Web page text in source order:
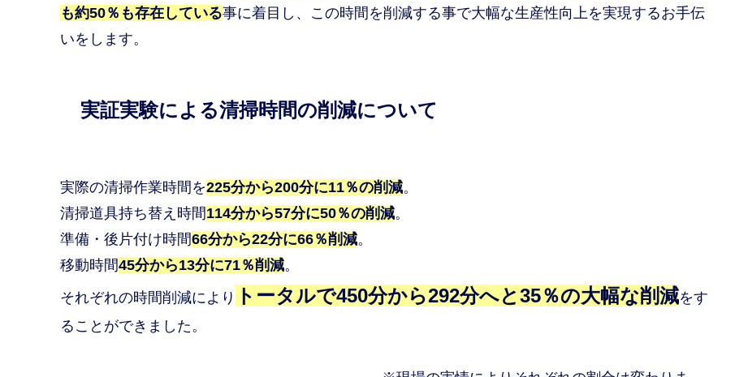
も約50％も存在している事に着目し、この時間を削減する事で大幅な生産性向上を実現するお手伝
いをします。
実証実験による清掃時間の削減について
実際の清掃作業時間を225分から200分に11％の削減。
清掃道具持ち替え時間114分から57分に50％の削減。
準備・後片付け時間66分から22分に66％削減。
移動時間45分から13分に71％削減。
それぞれの時間削減により トータルで450分から292分へと35％の大幅な削減をす
ることができました。